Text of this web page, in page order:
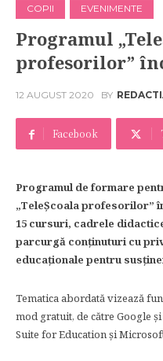
COPII EVENIMENTE
Programul
profesorilor”
12 AUGUST 2020 BY
Facebook
Programul de formare
„TeleȘcoala profesorilor”
15 cursuri, cadrele
parcurgă conținuturi cu
educaționale pentru
Tematica abordată vizează
mod gratuit, de către Google
Suite for Education și